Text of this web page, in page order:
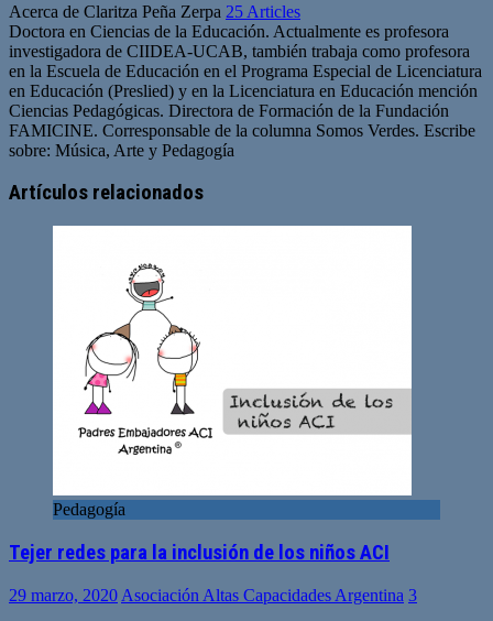
Acerca de Claritza Peña Zerpa 25 Articles
Doctora en Ciencias de la Educación. Actualmente es profesora
investigadora de CIIDEA-UCAB, también trabaja como profesora
en la Escuela de Educación en el Programa Especial de Licenciatura
en Educación (Preslied) y en la Licenciatura en Educación mención
Ciencias Pedagógicas. Directora de Formación de la Fundación
FAMICINE. Corresponsable de la columna Somos Verdes. Escribe
sobre: Música, Arte y Pedagogía
Artículos relacionados
Pedagogía
Tejer redes para la inclusión de los niños ACI
29 marzo, 2020 Asociación Altas Capacidades Argentina 3